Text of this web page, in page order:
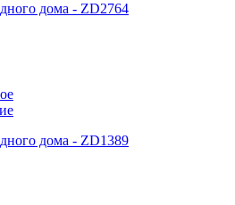
дома - ZD2764
дома - ZD1389